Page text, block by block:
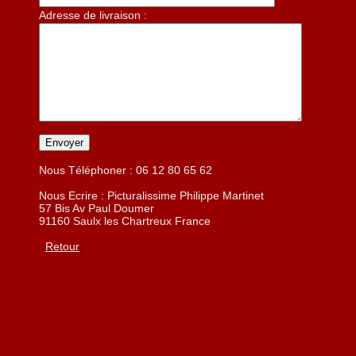
Adresse de livraison :
Nous Téléphoner : 06 12 80 65 62
Nous Ecrire : Picturalissime Philippe Martinet
57 Bis Av Paul Doumer
91160 Saulx les Chartreux France
Retour